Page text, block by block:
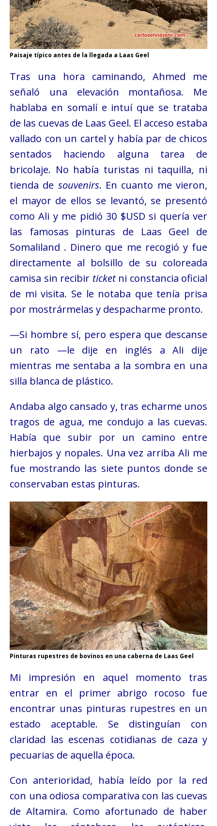
Paisaje típico antes de la llegada a Laas Geel
Tras una hora caminando, Ahmed me
señaló una elevación montañosa. Me
hablaba en somalí e intuí que se trataba
de las cuevas de Laas Geel. El acceso estaba
vallado con un cartel y había par de chicos
sentados haciendo alguna tarea de
bricolaje. No había turistas ni taquilla, ni
tienda de souvenirs. En cuanto me vieron,
el mayor de ellos se levantó, se presentó
como Ali y me pidió 30 $USD si quería ver
las famosas pinturas de Laas Geel de
Somaliland . Dinero que me recogió y fue
directamente al bolsillo de su coloreada
camisa sin recibir ticketni constancia oficial
de mi visita. Se le notaba que tenía prisa
por mostrármelas y despacharme pronto.
—Si hombre sí, pero espera que descanse
un rato —le dije en inglés a Ali dije
mientras me sentaba a la sombra en una
silla blanca de plástico.
Andaba algo cansado y, tras echarme unos
tragos de agua, me condujo a las cuevas.
Había que subir por un camino entre
hierbajos y nopales. Una vez arriba Ali me
fue mostrando las siete puntos donde se
conservaban estas pinturas.
Pinturas rupestres de bovinos en una caberna de Laas Geel
Mi impresión en aquel momento tras
entrar en el primer abrigo rocoso fue
encontrar unas pinturas rupestres en un
estado aceptable. Se distinguían con
claridad las escenas cotidianas de caza y
pecuarias de aquella época.
Con anterioridad, había leído por la red
con una odiosa comparativa con las cuevas
de Altamira. Como afortunado de haber